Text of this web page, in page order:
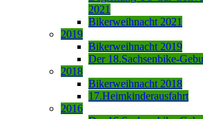
2021
Bikerweihnacht 2021
2019
Bikerweihnacht 2019
Der 18.Sachsenbike-
2018
Bikerweihnacht 2018
17.Heimkinderausfahrt
2016